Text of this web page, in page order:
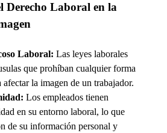
Derecho Laboral en la
Laboral: Las leyes laborales
que prohíban cualquier forma
afectar la imagen de un trabajador.
Los empleados tienen
en su entorno laboral, lo que
de su información personal y